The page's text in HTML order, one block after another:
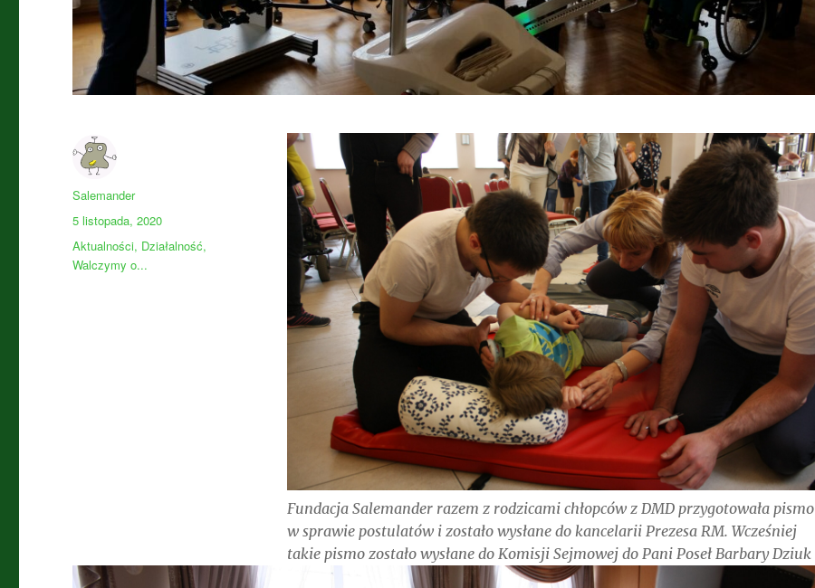
Fundacja Salemander razem z rodzicami chłopców z DMD przygotowała pismo
w sprawie postulatów i zostało wysłane do kancelarii Prezesa RM. Wcześniej
takie pismo zostało wysłane do Komisji Sejmowej do Pani Poseł Barbary Dziuk
Autor
Salemander
Data
publikacji
5 listopada, 2020
Kategorie
Aktualności, Działalność,
Walczymy o...